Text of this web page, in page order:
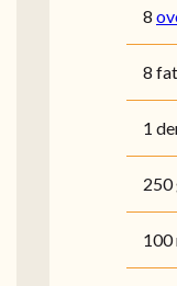
8
8
1
250
100